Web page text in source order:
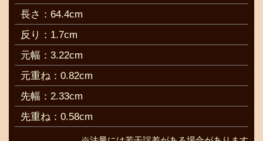
長さ：64.4cm
反り：1.7cm
元幅：3.22cm
元重ね：0.82cm
先幅：2.33cm
先重ね：0.58cm